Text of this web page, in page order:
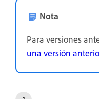
Nota
Para versiones
una versión